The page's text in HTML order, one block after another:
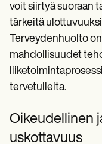
voit siirtyä suoraan
tärkeitä
Terveydenhuolto
mahdollisuudet
tervetulleita.
Oikeudellinen
uskottavuus